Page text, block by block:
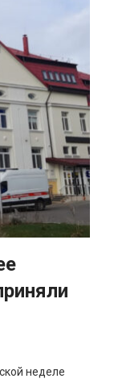
неделе